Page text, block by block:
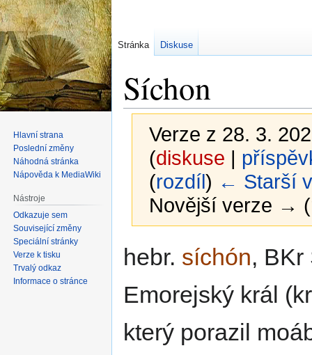
Síchon
Verze z 28. 3.
(diskuse |
(rozdíl) ← Starší
Novější verze →
nana
hebr. síchón, BKr
Emorejský král
který porazil
Stránka Diskuse
Hlavní strana
Poslední změny
Náhodná stránka
Nápověda k MediaWiki
Nástroje
Odkazuje sem
Související změny
Speciální stránky
Verze k tisku
Trvalý odkaz
Informace o stránce